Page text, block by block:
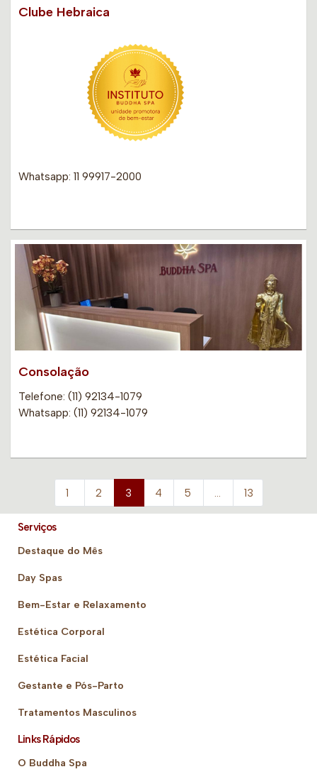
Clube Hebraica
Whatsapp: 11 99917-2000
Consolação
Telefone: (11) 92134-1079
Whatsapp: (11) 92134-1079
1 2 3 4 5 … 13
Serviços
Destaque do Mês
Day Spas
Bem-Estar e Relaxamento
Estética Corporal
Estética Facial
Gestante e Pós-Parto
Tratamentos Masculinos
Links Rápidos
O Buddha Spa